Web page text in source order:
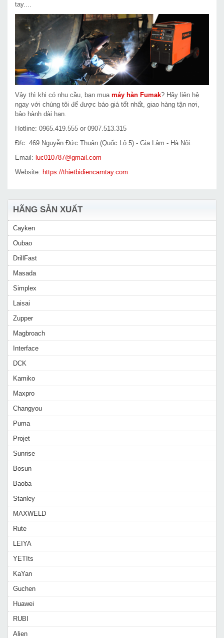
tay....
Vậy thì khi có nhu cầu, bạn mua máy hàn Fumak? Hãy liên hệ
ngay với chúng tôi để được báo giá tốt nhất, giao hàng tận nơi,
bảo hành dài hạn.
Hotline: 0965.419.555 or 0907.513.315
Đ/c: 469 Nguyễn Đức Thuận (Quốc Lộ 5) - Gia Lâm - Hà Nội.
Email: luc010787@gmail.com
Website: https://thietbidiencamtay.com
HÃNG SẢN XUẤT
Cayken
Oubao
DrillFast
Masada
Simplex
Laisai
Zupper
Magbroach
Interface
DCK
Kamiko
Maxpro
Changyou
Puma
Projet
Sunrise
Bosun
Baoba
Stanley
MAXWELD
Rute
LEIYA
YETIts
KaYan
Guchen
Huawei
RUBI
Alien